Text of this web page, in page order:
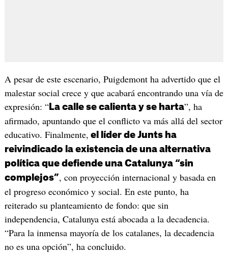
A pesar de este escenario, Puigdemont ha advertido que el
malestar social crece y que acabará encontrando una vía de
expresión: “La calle se calienta y se harta”, ha
afirmado, apuntando que el conflicto va más allá del sector
educativo. Finalmente, el líder de Junts ha
reivindicado la existencia de una alternativa
política que defiende una Catalunya “sin
complejos”, con proyección internacional y basada en
el progreso económico y social. En este punto, ha
reiterado su planteamiento de fondo: que sin
independencia, Catalunya está abocada a la decadencia.
“Para la inmensa mayoría de los catalanes, la decadencia
no es una opción”, ha concluido.